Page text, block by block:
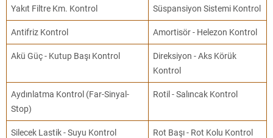
Yakıt Filtre Km. Kontrol Süspansiyon Sistemi Kontrol
Antifriz Kontrol Amortisör - Helezon Kontrol
Akü Güç - Kutup Başı Kontrol
Direksiyon - Aks Körük
Kontrol
Aydınlatma Kontrol (Far-Sinyal-
Stop)
Rotil - Salıncak Kontrol
Silecek Lastik - Suyu Kontrol Rot Başı - Rot Kolu Kontrol